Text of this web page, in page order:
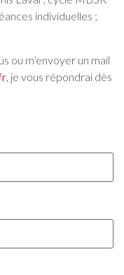
individuelles ;
ou m’envoyer un mail
, je vous répondrai dès